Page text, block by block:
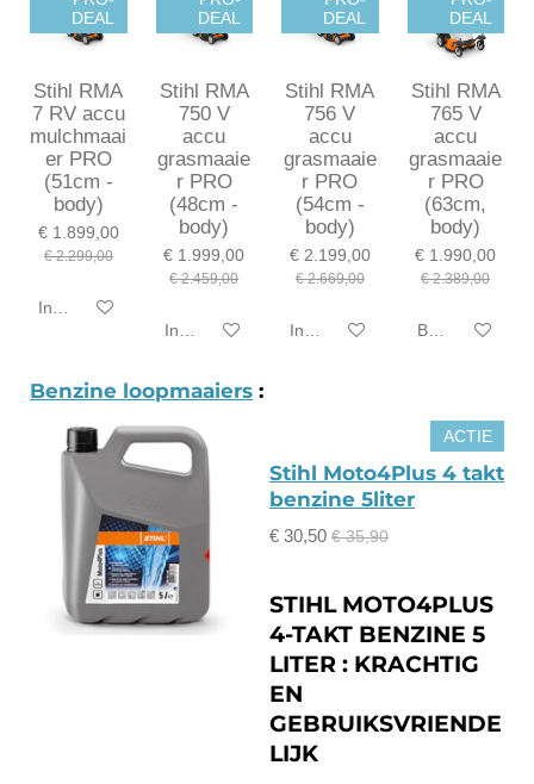
DEAL
Stihl RMA
7 RV accu
mulchmaai
er PRO
(51cm -
body)
€ 1.899,00
€ 2.299,00
In winkelwagen
DEAL
Stihl RMA
750 V
accu
grasmaaie
r PRO
(48cm -
body)
€ 1.999,00
€ 2.459,00
In winkelwagen
DEAL
Stihl RMA
756 V
accu
grasmaaie
r PRO
(54cm -
body)
€ 2.199,00
€ 2.669,00
In winkelwagen
DEAL
Stihl RMA
765 V
accu
grasmaaie
r PRO
(63cm,
body)
€ 1.990,00
€ 2.389,00
Bekijk details
Benzine loopmaaiers :
ACTIE
Stihl Moto4Plus 4 takt
benzine 5liter
€ 30,50 € 35,90
STIHL MOTO4PLUS
4-TAKT BENZINE 5
LITER : KRACHTIG
EN
GEBRUIKSVRIENDE
LIJK